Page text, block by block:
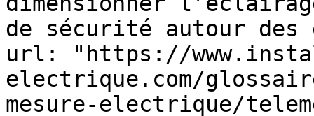
de sécurité autour des
url: "https://
electrique.com/
mesure-electrique/